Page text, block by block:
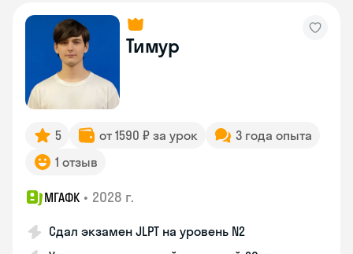
Тимур
5 от 1590 ₽ за урок
3 года опыта
1 отзыв
МГАФК • 2028 г.
Сдал экзамен JLPT на уровень N2